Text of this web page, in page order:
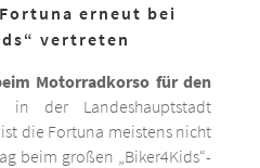
erneut bei
vertreten
Motorradkorso für den
in der Landeshauptstadt
die Fortuna meistens nicht
beim großen „Biker4Kids“-